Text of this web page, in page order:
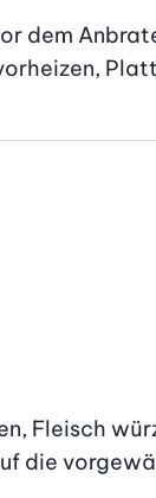
dem
Fleisch
die